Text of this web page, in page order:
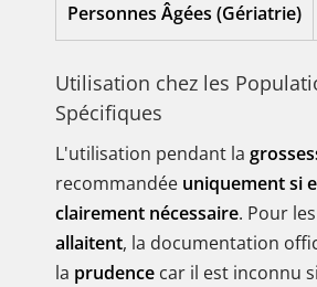
Personnes Âgées (Gériatrie)
Utilisation chez les
Spécifiques
L'utilisation pendant la
recommandée uniquement si
clairement nécessaire. Pour les
allaitent, la documentation
la prudence car il est inconnu